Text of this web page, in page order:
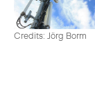
Credits: Jörg Borm